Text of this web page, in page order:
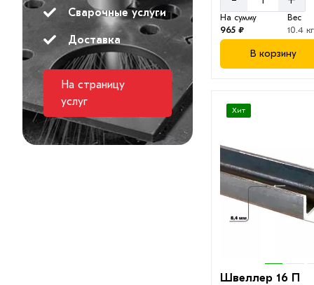
30 П
40 П
Сварочные услуги
Доставка
На страницу
услуг
На сумму
965 ₽
Вес
10.4 кг
В корзину
Хит
Швеллер 16 П